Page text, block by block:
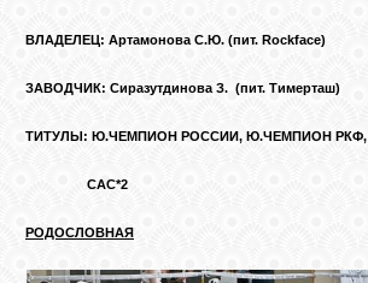
FACEBOOK
ВЛАДЕЛЕЦ: Артамонова С.Ю. (пит. Rockface)
ЗАВОДЧИК: Сиразутдинова З. (пит. Тимерташ)
ТИТУЛЫ: Ю.ЧЕМПИОН РОССИИ, Ю.ЧЕМПИОН РКФ,
САС*2
РОДОСЛОВНАЯ